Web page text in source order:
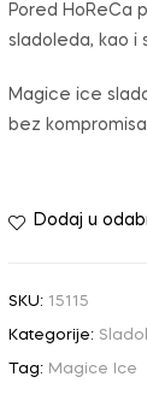
Pored HoReCa
sladoleda, kao i
Magice ice
bez
Dodaj u
SKU: 15115
Kategorije:
Tag: Magice Ice